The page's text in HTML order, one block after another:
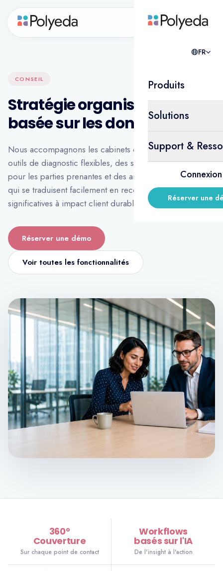
FR
FR
Produits
Solutions
Support &
Connexion
Réserver une
CONSEIL
Stratégie organisationnelle
basée sur les données
Nous accompagnons les cabinets de conseil avec des
outils de diagnostic flexibles, des systèmes de feedback
pour les parties prenantes et des analyses en temps réel
qui se traduisent facilement en recommandations
significatives à impact client durable.
Réserver une démo
Voir toutes les fonctionnalités
360°
Couverture
Sur chaque point de contact
Workflows
basés sur l'IA
De l'insight à l'action